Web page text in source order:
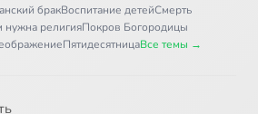
бракВоспитание детейСмерть
нужна религияПокров Богородицы
ПятидесятницаВсе темы →